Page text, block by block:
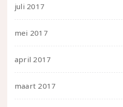
juli 2017
mei 2017
april 2017
maart 2017